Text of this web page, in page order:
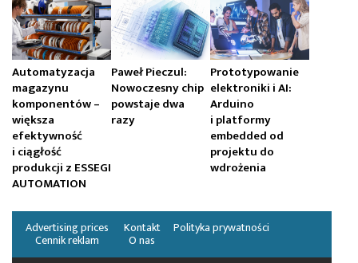
Automatyzacja
magazynu
komponentów –
większa
efektywność
i ciągłość
produkcji z ESSEGI
AUTOMATION
Paweł Pieczul:
Nowoczesny chip
powstaje dwa
razy
Prototypowanie
elektroniki i AI:
Arduino
i platformy
embedded od
projektu do
wdrożenia
Cennik reklam
Advertising prices Kontakt
O nas
Polityka prywatności